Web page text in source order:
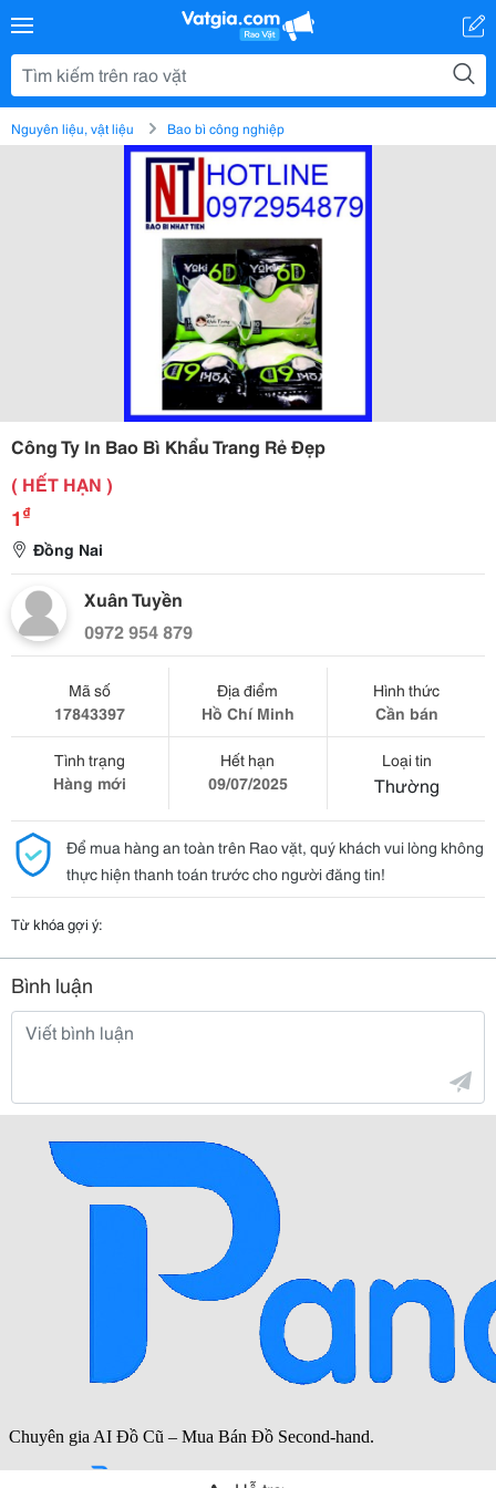
Nguyên liệu, vật liệu Bao bì công nghiệp
Công Ty In Bao Bì Khẩu Trang Rẻ Đẹp
( HẾT HẠN )
1 ₫
Đồng Nai
Xuân Tuyền
0972 954 879
Mã số
17843397
Địa điểm
Hồ Chí Minh
Hình thức
Cần bán
Tình trạng
Hàng mới
Hết hạn
09/07/2025
Loại tin
Thường
Để mua hàng an toàn trên Rao vặt, quý khách vui lòng không
thực hiện thanh toán trước cho người đăng tin!
Từ khóa gợi ý:
Bình luận